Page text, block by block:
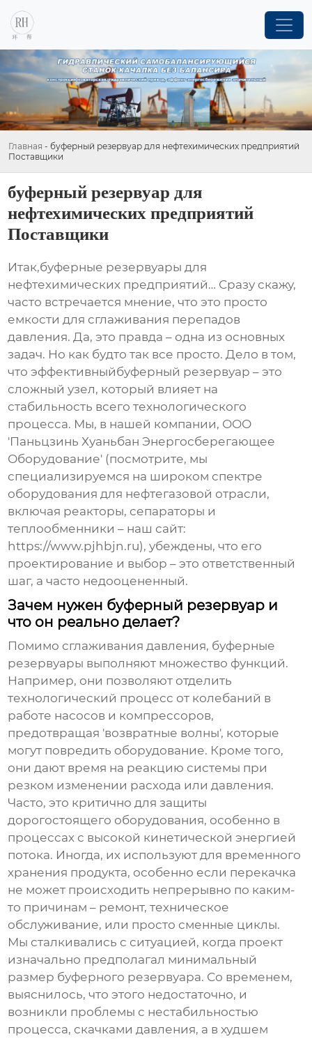
Главная - буферный резервуар для нефтехимических предприятий
Поставщики
буферный резервуар для
нефтехимических предприятий
Поставщики
Итак,буферные резервуары для
нефтехимических предприятий… Сразу скажу,
часто встречается мнение, что это просто
емкости для сглаживания перепадов
давления. Да, это правда – одна из основных
задач. Но как будто так все просто. Дело в том,
что эффективныйбуферный резервуар – это
сложный узел, который влияет на
стабильность всего технологического
процесса. Мы, в нашей компании, ООО
'Паньцзинь Хуаньбан Энергосберегающее
Оборудование' (посмотрите, мы
специализируемся на широком спектре
оборудования для нефтегазовой отрасли,
включая реакторы, сепараторы и
теплообменники – наш сайт:
https://www.pjhbjn.ru), убеждены, что его
проектирование и выбор – это ответственный
шаг, а часто недооцененный.
Зачем нужен буферный резервуар и
что он реально делает?
Помимо сглаживания давления, буферные
резервуары выполняют множество функций.
Например, они позволяют отделить
технологический процесс от колебаний в
работе насосов и компрессоров,
предотвращая 'возвратные волны', которые
могут повредить оборудование. Кроме того,
они дают время на реакцию системы при
резком изменении расхода или давления.
Часто, это критично для защиты
дорогостоящего оборудования, особенно в
процессах с высокой кинетической энергией
потока. Иногда, их используют для временного
хранения продукта, особенно если перекачка
не может происходить непрерывно по каким-
то причинам – ремонт, техническое
обслуживание, или просто сменные циклы.
Мы сталкивались с ситуацией, когда проект
изначально предполагал минимальный
размер буферного резервуара. Со временем,
выяснилось, что этого недостаточно, и
возникли проблемы с нестабильностью
процесса, скачками давления, а в худшем